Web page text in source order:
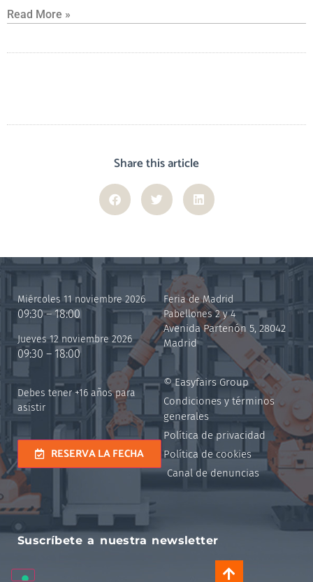
Read More »
Share this article
Miércoles 11 noviembre 2026
09:30 – 18:00
Jueves 12 noviembre 2026
09:30 – 18:00
Debes tener +16 años para
asistir
RESERVA LA FECHA
Feria de Madrid
Pabellones 2 y 4
Avenida Partenón 5, 28042
Madrid
© Easyfairs Group
Condiciones y términos
generales
Política de privacidad
Política de cookies
Canal de denuncias
Suscríbete a nuestra newsletter